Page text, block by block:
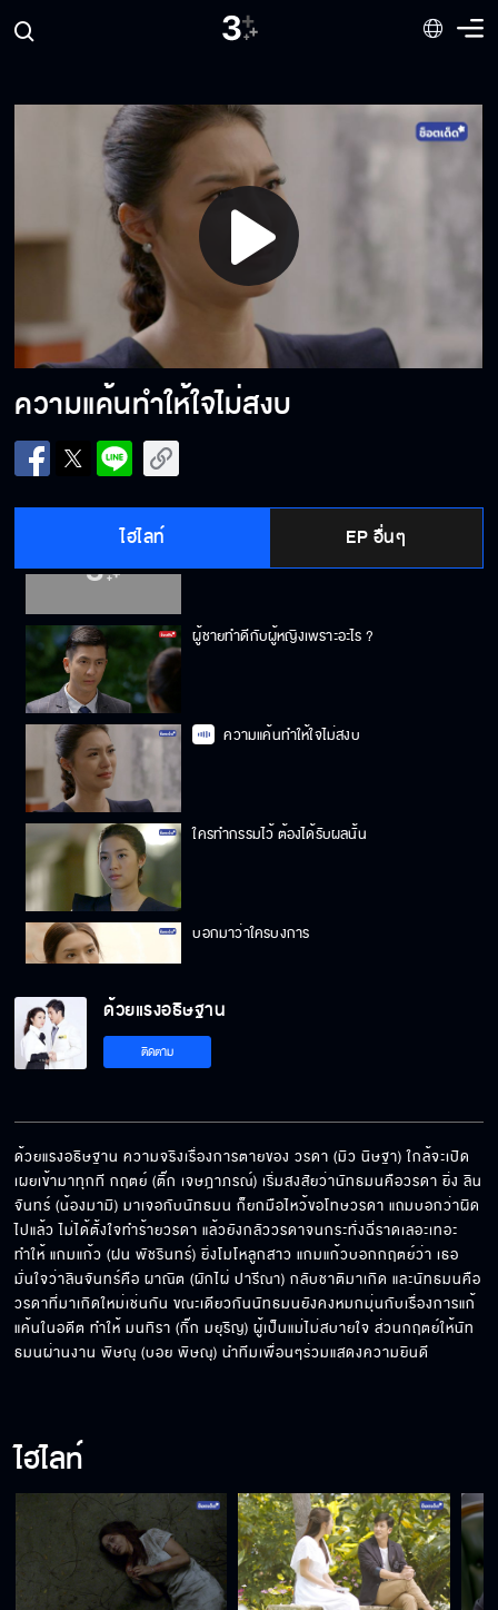
Play
Video
ความแค้นทำให้ใจไม่สงบ
ไฮไลท์ EP อื่นๆ
เรามาหาอะไรสนุก ๆ เล่นไหม
ผมรักคุณนะนัทธมน
หลงทุกรายกับสไตล์การจีบของคุณกฤตย์
ไม่เคยคิดร้ายกับวรดา
ผู้ชายทำดีกับผู้หญิงเพราะอะไร ?
ความแค้นทำให้ใจไม่สงบ
ใครทำกรรมไว้ ต้องได้รับผลนั้น
บอกมาว่าใครบงการ
จะลองดีกับฉันใช่ไหม
ภาพเก่ายังชัดเจน
เราหาผู้ใหญ่มาสู่ขอเธอได้แล้วนะ
เธอคนนี้คือ... วรดา ?
ด้วยแรงอธิษฐาน
ติดตาม
ด้วยแรงอธิษฐาน ความจริงเรื่องการตายของ วรดา (มิว นิษฐา) ใกล้จะเปิด
เผยเข้ามาทุกที กฤตย์ (ติ๊ก เจษฎาภรณ์) เริ่มสงสัยว่านัทธมนคือวรดา ยิ่ง ลิน
จันทร์ (น้องมามิ) มาเจอกับนัทธมน ก็ยกมือไหว้ขอโทษวรดา แถมบอกว่าผิด
ไปแล้ว ไม่ได้ตั้งใจทำร้ายวรดา แล้วยังกลัววรดาจนกระทั่งฉี่ราดเลอะเทอะ
ทำให้ แกมแก้ว (ฝน พัชรินทร์) ยิ่งโมโหลูกสาว แกมแก้วบอกกฤตย์ว่า เธอ
มั่นใจว่าลินจันทร์คือ ผาณิต (ผักไผ่ ปารีณา) กลับชาติมาเกิด และนัทธมนคือ
วรดาที่มาเกิดใหม่เช่นกัน ขณะเดียวกันนัทธมนยังคงหมกมุ่นกับเรื่องการแก้
แค้นในอดีต ทำให้ มนทิรา (กิ๊ก มยุริญ) ผู้เป็นแม่ไม่สบายใจ ส่วนกฤตย์ให้นัท
ธมนผ่านงาน พิษณุ (บอย พิษณุ) นำทีมเพื่อนๆร่วมแสดงความยินดี
ไฮไลท์